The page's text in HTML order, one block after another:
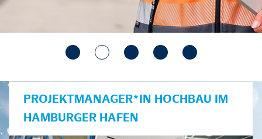
PROJEKTMANAGER*IN HOCHBAU IM
HAMBURGER HAFEN